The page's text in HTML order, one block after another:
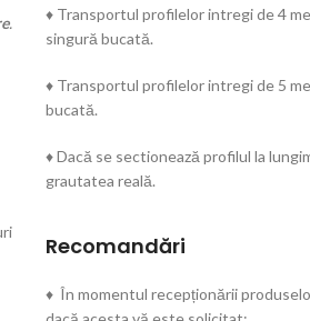
.
♦ Transportul profilelor intregi de 4
singură bucată.
♦ Transportul profilelor intregi de 5
bucată.
♦ Dacă se sectionează profilul la
grautatea reală.
Recomandări
♦ În momentul recepționării